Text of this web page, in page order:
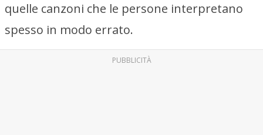
quelle canzoni che le persone interpretano
spesso in modo errato.
PUBBLICITÀ